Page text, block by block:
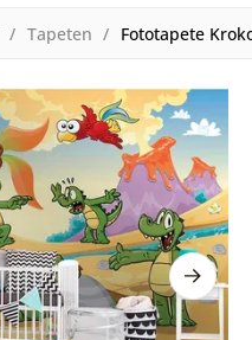
Tapeten Fototapete